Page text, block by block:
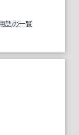
語の一覧